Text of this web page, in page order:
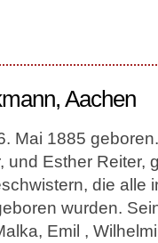
Aachen
Mai 1885
und Esther Reiter,
die alle
wurden.
Emil ,